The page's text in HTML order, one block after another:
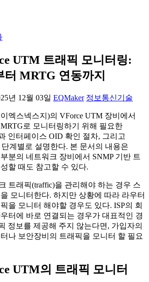
엔지니어
걸어온 미디어 엔지니어의 기술 블로그. 아
되는 방송과 통신 그리고 정보 기술에 대한
합니다.
UTM 트래픽 모니터링:
터 MRTG 연동까지
년 12월 03일 EQMaker 정보통신기술
엑스넥스지)의 VForce UTM 장비에서
로 모니터링하기 위해 필요한
인터페이스 OID 확인 절차, 그리고
계별로 설명한다. 본 문서의 내용은
분의 네트워크 장비에서 SNMP 기반 트
할 때도 참고할 수 있다.
트래픽(traffic)을 관리해야 하는 경우 스
모니터한다. 하지만 상황에 따라 라우터
을 모니터 해야할 경우도 있다. ISP의 회
터에 바로 연결되는 경우가 대표적인 경
정보를 제공해 주지 않는다면, 가입자의
나 보안장비의 트래픽을 모니터 할 필요
UTM의 트래픽 모니터